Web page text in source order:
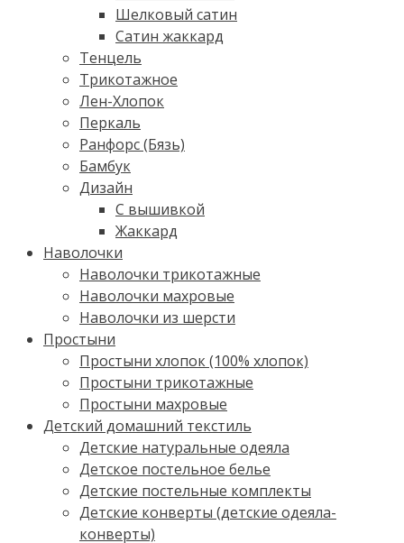
Шелковый сатин
Сатин жаккард
Тенцель
Трикотажное
Лен-Хлопок
Перкаль
Ранфорс (Бязь)
Бамбук
Дизайн
С вышивкой
Жаккард
Наволочки
Наволочки трикотажные
Наволочки махровые
Наволочки из шерсти
Простыни
Простыни хлопок (100% хлопок)
Простыни трикотажные
Простыни махровые
Детский домашний текстиль
Детские натуральные одеяла
Детское постельное белье
Детские постельные комплекты
Детские конверты (детские одеяла-
конверты)